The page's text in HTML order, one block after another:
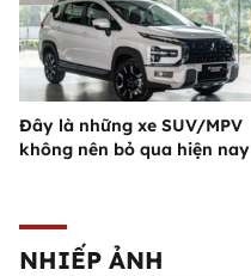
Đây là những xe SUV/MPV
không nên bỏ qua hiện nay
NHIẾP ẢNH